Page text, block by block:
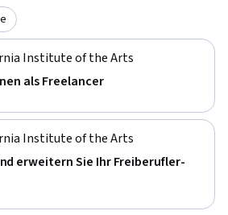
Institute of the Arts
als Freelancer
Institute of the Arts
erweitern Sie Ihr Freiberufler-